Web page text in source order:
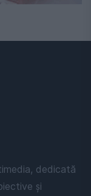
dedicată
și